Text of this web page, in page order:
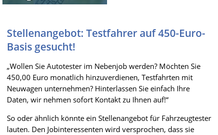
Stellenangebot: Testfahrer auf 450-Euro-
Basis gesucht!
„Wollen Sie Autotester im Nebenjob werden? Möchten Sie
450,00 Euro monatlich hinzuverdienen, Testfahrten mit
Neuwagen unternehmen? Hinterlassen Sie einfach Ihre
Daten, wir nehmen sofort Kontakt zu Ihnen auf!“
So oder ähnlich könnte ein Stellenangebot für Fahrzeugtester
lauten. Den Jobinteressenten wird versprochen, dass sie